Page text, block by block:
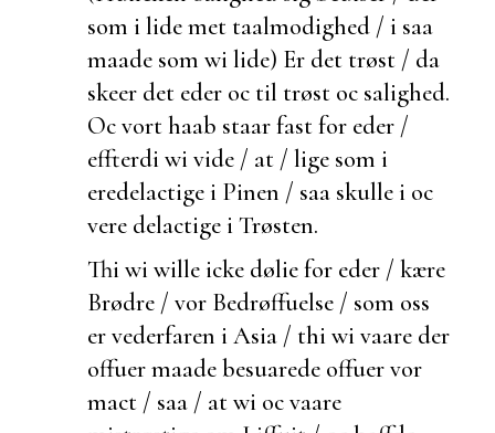
som i lide met taalmodighed / i saa
maade som wi lide) Er det trøst / da
skeer det eder oc til trøst oc salighed.
Oc vort haab staarfast for eder /
effterdi wi vide / at / lige som i
eredelactige i Pinen / saa skulle i oc
vere delactige i Trøsten.
Thi wi wille icke dølie for eder / kære
Brødre / vor Bedrøffuelse / som oss
ervederfaren i Asia / thi wi vaare der
offuer maade besuarede offuer vor
mact / saa / at wi oc vaare